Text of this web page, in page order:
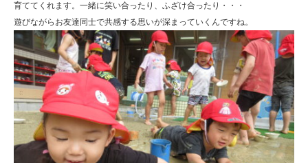
育ててくれます。一緒に笑い合ったり、ふざけ合ったり・・・
遊びながらお友達同士で共感する思いが深まっていくんですね。